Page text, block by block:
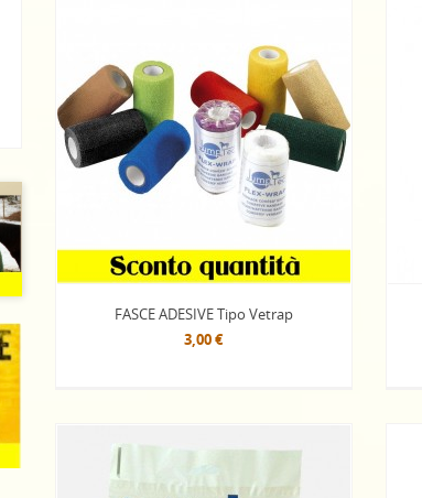
FASCE ADESIVE Tipo Vetrap
3,00 €